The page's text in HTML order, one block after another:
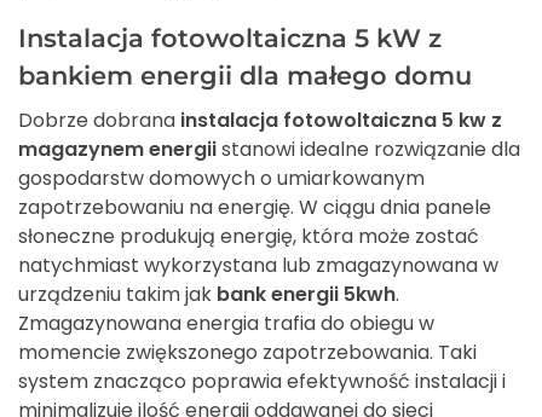
Instalacja fotowoltaiczna 5 kW z
bankiem energii dla małego domu
Dobrze dobrana instalacja fotowoltaiczna 5 kw z
magazynem energiistanowi idealne rozwiązanie dla
gospodarstw domowych o umiarkowanym
zapotrzebowaniu na energię. W ciągu dnia panele
słoneczne produkują energię, która może zostać
natychmiast wykorzystana lub zmagazynowana w
urządzeniu takim jak bank energii 5kwh.
Zmagazynowana energia trafia do obiegu w
momencie zwiększonego zapotrzebowania. Taki
system znacząco poprawia efektywność instalacji i
minimalizuje ilość energii oddawanej do sieci